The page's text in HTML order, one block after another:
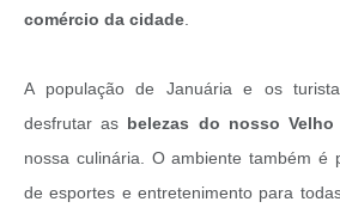
Contato
comércio da cidade
A população de Januária e os
desfrutar as belezas do nosso Velho
nossa culinária. O ambiente também é
de esportes e entretenimento para